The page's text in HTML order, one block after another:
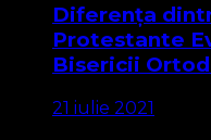
Diferența
Protestante
Bisericii
21 iulie 2021